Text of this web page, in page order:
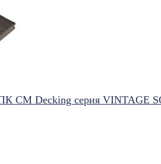
CM Decking серия VINTAGE